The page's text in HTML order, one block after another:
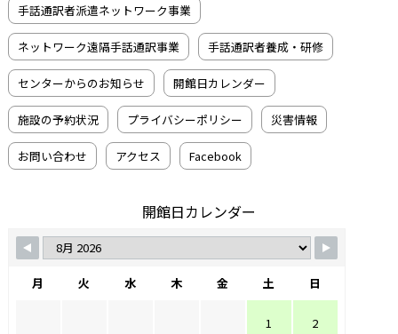
手話通訳者派遣ネットワーク事業
ネットワーク遠隔手話通訳事業 手話通訳者養成・研修
センターからのお知らせ 開館日カレンダー
施設の予約状況 プライバシーポリシー 災害情報
お問い合わせ アクセス Facebook
開館日カレンダー
月 火 水 木 金 土 日
1 2